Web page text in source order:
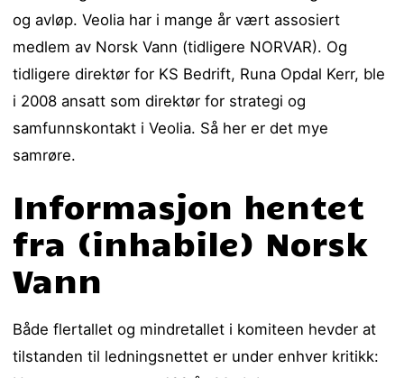
og avløp. Veolia har i mange år vært assosiert
medlem av Norsk Vann (tidligere NORVAR). Og
tidligere direktør for KS Bedrift, Runa Opdal Kerr, ble
i 2008 ansatt som direktør for strategi og
samfunnskontakt i Veolia. Så her er det mye
samrøre.
Informasjon hentet
fra (inhabile) Norsk
Vann
Både flertallet og mindretallet i komiteen hevder at
tilstanden til ledningsnettet er under enhver kritikk: